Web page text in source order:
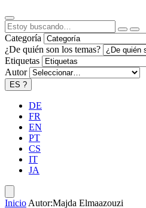
Categoría
¿De quién son los temas?
Etiquetas
Autor
ES ?
DE
FR
EN
PT
CS
IT
JA
Inicio Autor:Majda Elmaazouzi